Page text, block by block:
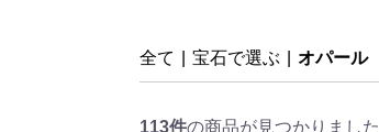
全て 宝石で選ぶ オパール
113件の商品が見つかりました